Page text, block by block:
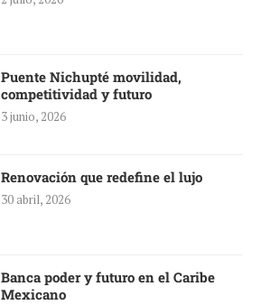
Puente Nichupté movilidad,
competitividad y futuro
3 junio, 2026
Renovación que redefine el lujo
30 abril, 2026
Banca poder y futuro en el Caribe
Mexicano